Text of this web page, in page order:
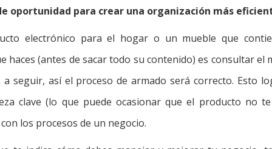
oportunidad para crear una organización más
electrónico para el hogar o un mueble que
haces (antes de sacar todo su contenido) es consultar el
seguir, así el proceso de armado será correcto. Esto
clave (lo que puede ocasionar que el producto no
los procesos de un negocio.